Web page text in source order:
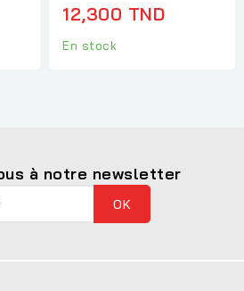
12,300 TND
En stock
à notre newsletter